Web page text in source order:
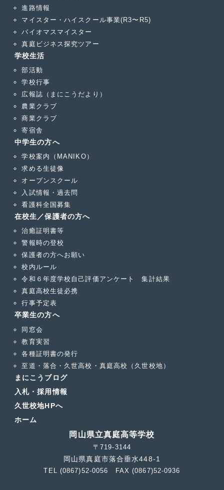
進路情報
マイスター・ハイスクール事業(R3〜R5)
バイオマスマイスター
真庭ビジネス探究ツアー
学校生活
部活動
学校行事
広報誌（まにこうだより）
農業クラブ
商業クラブ
寄宿舎
中学生の方へ
学校案内（MANIKO）
求める生徒像
オープンスクール
入試情報・過去問
看護科全国募集
在校生／保護者の方へ
治癒証明書等
警報時の登校
保護者の方へお願い
校内ルール
令和６年度学校自己評価アンケート 集計結果
真庭高校生徒必携
行事予定表
卒業生の方へ
同窓会
教育実習
各種証明書の発行
至道・落合・久世高校・真庭高校（久世校地）
まにこうブログ
入札・採用情報
久世校地HPへ
ホーム
岡山県立真庭高等学校
〒719-3144
岡山県真庭市落合垂水448-1
TEL (0867)52-0056 FAX (0867)52-0936